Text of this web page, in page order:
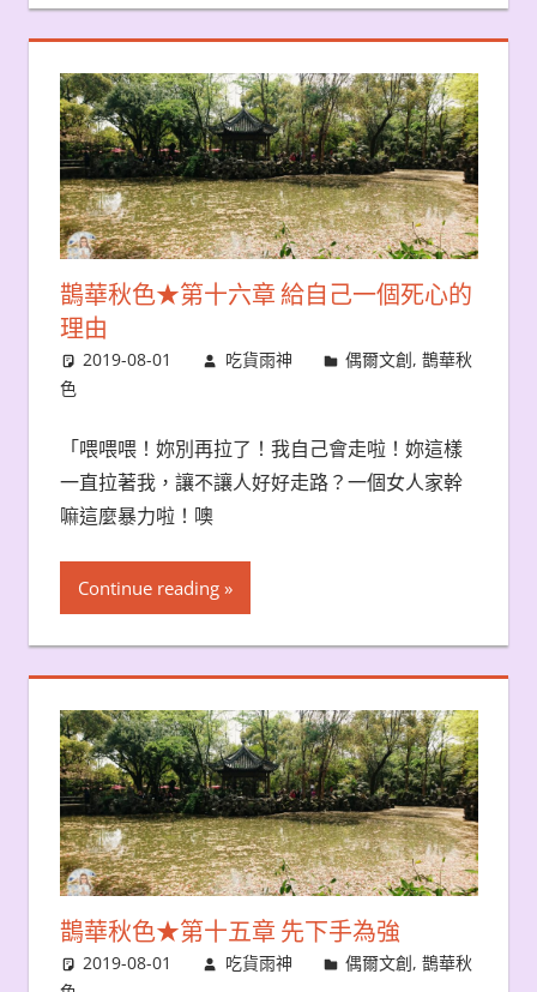
鵲華秋色★第十六章 給自己一個死心的
理由
2019-08-01 吃貨雨神 偶爾文創,鵲華秋
色
「喂喂喂！妳別再拉了！我自己會走啦！妳這樣
一直拉著我，讓不讓人好好走路？一個女人家幹
嘛這麼暴力啦！噢
Continue reading
鵲華秋色★第十五章 先下手為強
2019-08-01 吃貨雨神 偶爾文創,鵲華秋